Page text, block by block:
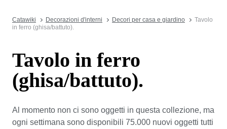
Catawiki Decorazioni d'interni Decori per casa e giardino
Tavolo
in ferro (ghisa/battuto).
Tavolo in ferro
(ghisa/battuto).
Al momento non ci sono oggetti in questa collezione, ma
ogni settimana sono disponibili 75.000 nuovi oggetti tutti